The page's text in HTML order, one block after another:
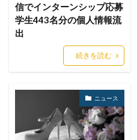
スキャン
スキル
スケウェアブロッカー
ストレージ
スパイ
スパムメール
スピアフ
スマートポンプ
スマホ
セイコーグループ株式会社
セキュリティアプリ
セ
信でインターンシップ応募
学生443名分の個人情報流
出
続きを読む
ニュース